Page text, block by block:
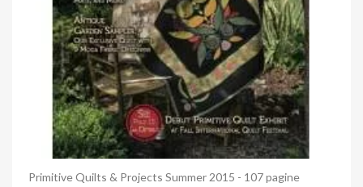
Anteprima
Primitive Quilts & Projects Summer 2015 - 107 pagine